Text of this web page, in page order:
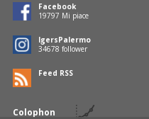
Colophon
Facebook
19797 Mi piace
IgersPalermo
34678 follower
Feed RSS